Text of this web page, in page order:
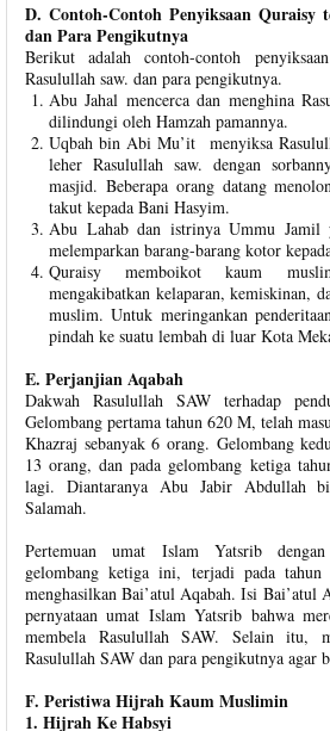
D. Contoh-Contoh Penyiksaan Quraisy
dan Para Pengikutnya
Berikut adalah contoh-contoh
Rasulullah saw. dan para pengikutnya.
Abu Jahal mencerca dan menghina
dilindungi oleh Hamzah pamannya.
Uqbah bin Abi Mu’it menyiksa
leher Rasulullah saw. dengan
masjid. Beberapa orang datang
takut kepada Bani Hasyim.
Abu Lahab dan istrinya Ummu Jamil
melemparkan barang-barang kotor
Quraisy memboikot kaum
mengakibatkan kelaparan, kemiskinan,
muslim. Untuk meringankan
pindah ke suatu lembah di luar Kota
E. Perjanjian Aqabah
Dakwah Rasulullah SAW terhadap
Gelombang pertama tahun 620 M, telah
Khazraj sebanyak 6 orang. Gelombang
13 orang, dan pada gelombang ketiga
lagi. Diantaranya Abu Jabir Abdullah
Salamah.
Pertemuan umat Islam Yatsrib
gelombang ketiga ini, terjadi pada
menghasilkan Bai’atul Aqabah. Isi Bai’atul
pernyataan umat Islam Yatsrib bahwa
membela Rasulullah SAW. Selain itu,
Rasulullah SAW dan para pengikutnya agar
F. Peristiwa Hijrah Kaum Muslimin
1. Hijrah Ke Habsyi